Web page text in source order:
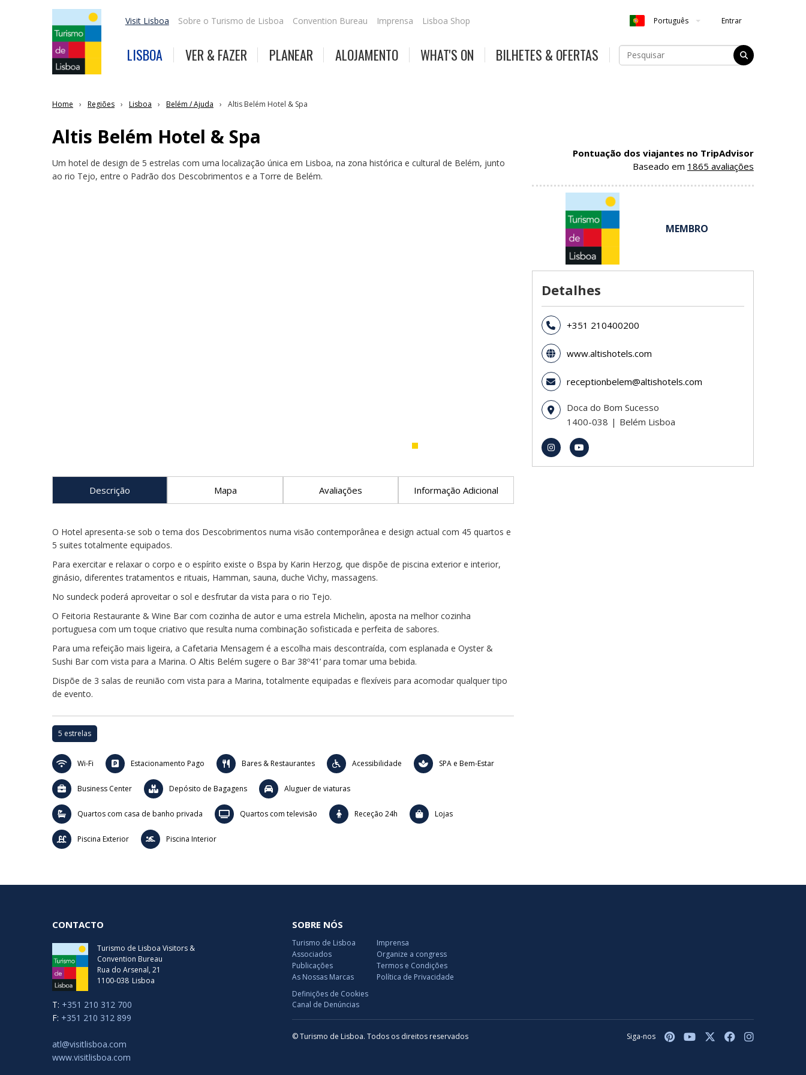
Visit Lisboa Sobre o Turismo de Lisboa Convention Bureau Imprensa Lisboa Shop Português Entrar
LISBOA VER & FAZER PLANEAR ALOJAMENTO WHAT'S ON BILHETES & OFERTAS
Home Regiões Lisboa Belém / Ajuda Altis Belém Hotel & Spa
Altis Belém Hotel & Spa
Um hotel de design de 5 estrelas com uma localização única em Lisboa, na zona histórica e cultural de Belém, junto
ao rio Tejo, entre o Padrão dos Descobrimentos e a Torre de Belém.
Descrição Mapa Avaliações Informação Adicional
O Hotel apresenta-se sob o tema dos Descobrimentos numa visão contemporânea e design actual com 45 quartos e
5 suites totalmente equipados.
Para exercitar e relaxar o corpo e o espírito existe o Bspa by Karin Herzog, que dispõe de piscina exterior e interior,
ginásio, diferentes tratamentos e rituais, Hamman, sauna, duche Vichy, massagens.
No sundeck poderá aproveitar o sol e desfrutar da vista para o rio Tejo.
O Feitoria Restaurante & Wine Bar com cozinha de autor e uma estrela Michelin, aposta na melhor cozinha
portuguesa com um toque criativo que resulta numa combinação sofisticada e perfeita de sabores.
Para uma refeição mais ligeira, a Cafetaria Mensagem é a escolha mais descontraída, com esplanada e Oyster &
Sushi Bar com vista para a Marina. O Altis Belém sugere o Bar 38º41’ para tomar uma bebida.
Dispõe de 3 salas de reunião com vista para a Marina, totalmente equipadas e flexíveis para acomodar qualquer tipo
de evento.
5 estrelas
Wi-Fi Estacionamento Pago Bares & Restaurantes Acessibilidade SPA e Bem-Estar
Business Center Depósito de Bagagens Aluguer de viaturas
Quartos com casa de banho privada Quartos com televisão Receção 24h Lojas
Piscina Exterior Piscina Interior
Pontuação dos viajantes no TripAdvisor
Baseado em 1865 avaliações
MEMBRO
Detalhes
+351 210400200
www.altishotels.com
receptionbelem@altishotels.com
Doca do Bom Sucesso
1400-038
Belém Lisboa
CONTACTO
Turismo de Lisboa Visitors &
Convention Bureau
Rua do Arsenal, 21
1100-038 Lisboa
T: +351 210 312 700
F: +351 210 312 899
atl@visitlisboa.com
www.visitlisboa.com
SOBRE NÓS
Turismo de Lisboa
Associados
Publicações
As Nossas Marcas
Imprensa
Organize a congress
Termos e Condições
Política de Privacidade
Definições de Cookies
Canal de Denúncias
© Turismo de Lisboa. Todos os direitos reservados Siga-nos